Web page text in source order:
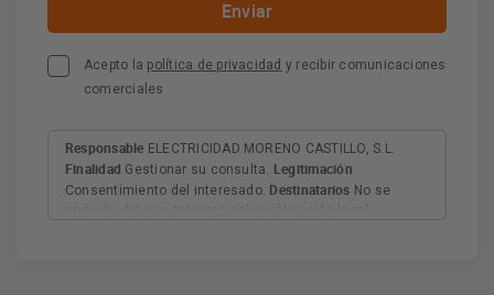
Acepto la política de privacidad y recibir comunicaciones
comerciales
Responsable ELECTRICIDAD MORENO CASTILLO, S.L.
Finalidad Gestionar su consulta. Legitimación
Consentimiento del interesado. Destinatarios No se